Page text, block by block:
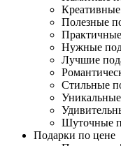
Полезные
Нужные
Лучшие
Стильные
Шуточные
Подарки по цене